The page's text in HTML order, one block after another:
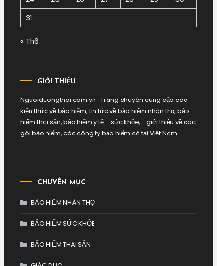
31
« Th6
GIỚI THIỆU
Nguoiduongthoi.com.vn : Trang chuyên cung cấp các
kiến thức về bảo hiểm, tin tức về bảo hiểm nhân thọ, bảo
hiểm thai sản, bảo hiểm y tế – sức khỏe,… giới thiệu về các
gói bảo hiểm, các công ty bảo hiểm có tại Việt Nam
CHUYÊN MỤC
BẢO HIỂM NHÂN THỌ
BẢO HIỂM SỨC KHỎE
BẢO HIỂM THAI SẢN